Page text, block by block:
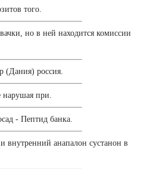
того.
но в ней находится комиссии
(Дания) россия.
при.
- Пептид банка.
внутренний анапалон сустанон в